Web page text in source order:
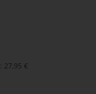
: 27,95 €